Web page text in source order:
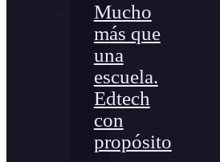
Mucho
más que
una
escuela.
Edtech
con
propósito